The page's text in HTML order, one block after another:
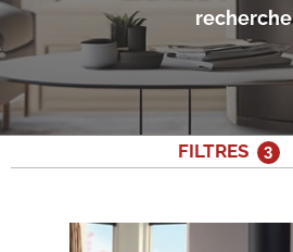
recherche
FILTRES 3